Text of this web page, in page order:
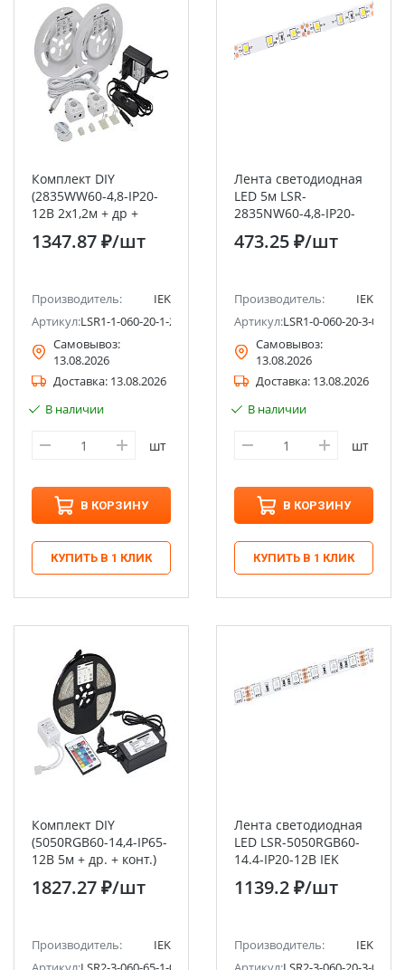
Комплект DIY
(2835WW60-4,8-IP20-
12В 2х1,2м + др +
1347.87 ₽/шт
Производитель:
IEK
Артикул:LSR1-1-060-20-1-2XD12-S3
Самовывоз:
13.08.2026
Доставка: 13.08.2026
В наличии
шт
В КОРЗИНУ
КУПИТЬ В 1 КЛИК
Лента светодиодная
LED 5м LSR-
2835NW60-4,8-IP20-
473.25 ₽/шт
Производитель:
IEK
Артикул:LSR1-0-060-20-3-05
Самовывоз:
13.08.2026
Доставка: 13.08.2026
В наличии
шт
В КОРЗИНУ
КУПИТЬ В 1 КЛИК
Комплект DIY
(5050RGB60-14,4-IP65-
12В 5м + др. + конт.)
1827.27 ₽/шт
Производитель:
IEK
Лента светодиодная
LED LSR-5050RGB60-
14.4-IP20-12В IEK
1139.2 ₽/шт
Производитель:
IEK